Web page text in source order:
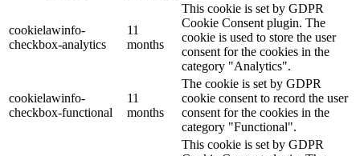
cookielawinfo-
checkbox-analytics
11
months
This cookie is set by GDPR
Cookie Consent plugin. The
cookie is used to store the user
consent for the cookies in the
category "Analytics".
cookielawinfo-
checkbox-functional
11
months
The cookie is set by GDPR
cookie consent to record the user
consent for the cookies in the
category "Functional".
This cookie is set by GDPR